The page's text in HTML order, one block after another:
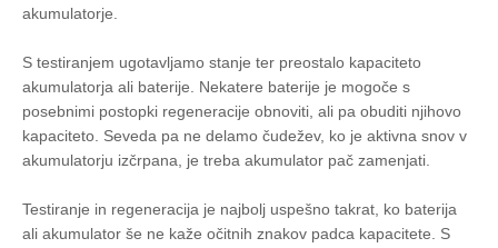
akumulatorje.
S testiranjem ugotavljamo stanje ter preostalo kapaciteto
akumulatorja ali baterije. Nekatere baterije je mogoče s
posebnimi postopki regeneracije obnoviti, ali pa obuditi njihovo
kapaciteto. Seveda pa ne delamo čudežev, ko je aktivna snov v
akumulatorju izčrpana, je treba akumulator pač zamenjati.
Testiranje in regeneracija je najbolj uspešno takrat, ko baterija
ali akumulator še ne kaže očitnih znakov padca kapacitete. S